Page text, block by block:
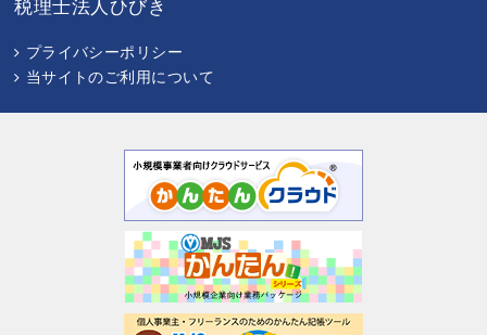
税理士法人ひびき
プライバシーポリシー
当サイトのご利用について